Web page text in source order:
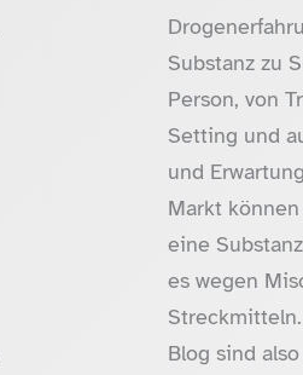
Substanz zu
Person, von
Setting und
und
Markt
eine
es wegen
Blog sind also